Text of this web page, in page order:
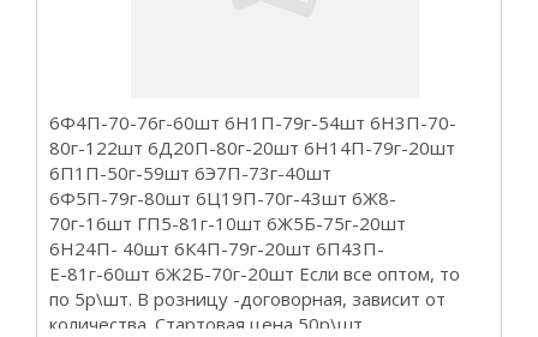
6Ф4П-70-76г-60шт 6Н1П-79г-54шт 6Н3П-70-
80г-122шт 6Д20П-80г-20шт 6Н14П-79г-20шт
6П1П-50г-59шт 6Э7П-73г-40шт
6Ф5П-79г-80шт 6Ц19П-70г-43шт 6Ж8-
70г-16шт ГП5-81г-10шт 6Ж5Б-75г-20шт
6Н24П- 40шт 6К4П-79г-20шт 6П43П-
Е-81г-60шт 6Ж2Б-70г-20шт Если все оптом, то
по 5р\шт. В розницу -договорная, зависит от
количества. Стартовая цена 50р\шт...